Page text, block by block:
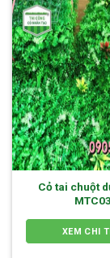
Cỏ tai chuột
MTC03
XEM CHI